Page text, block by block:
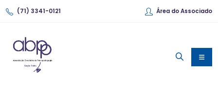
(71) 3341-0121 Área do Associado